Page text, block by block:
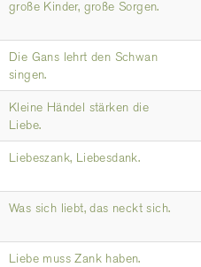
große Kinder, große Sorgen.
Die Gans lehrt den Schwan
singen.
Kleine Händel stärken die
Liebe.
Liebeszank, Liebesdank.
Was sich liebt, das neckt sich.
Liebe muss Zank haben.